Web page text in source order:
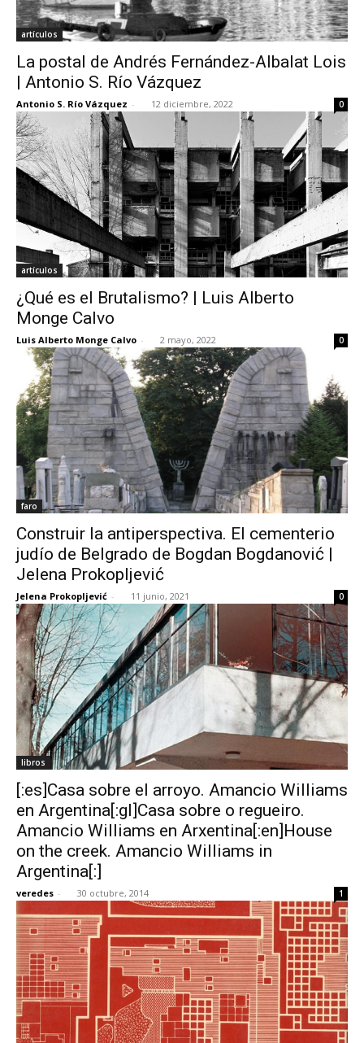
artículos
La postal de Andrés Fernández-Albalat Lois
| Antonio S. Río Vázquez
Antonio S. Río Vázquez - 12 diciembre, 2022 0
artículos
¿Qué es el Brutalismo? | Luis Alberto
Monge Calvo
Luis Alberto Monge Calvo - 2 mayo, 2022 0
faro
Construir la antiperspectiva. El cementerio
judío de Belgrado de Bogdan Bogdanović |
Jelena Prokopljević
Jelena Prokopljević - 11 junio, 2021 0
libros
[:es]Casa sobre el arroyo. Amancio Williams
en Argentina[:gl]Casa sobre o regueiro.
Amancio Williams en Arxentina[:en]House
on the creek. Amancio Williams in
Argentina[:]
veredes - 30 octubre, 2014 1